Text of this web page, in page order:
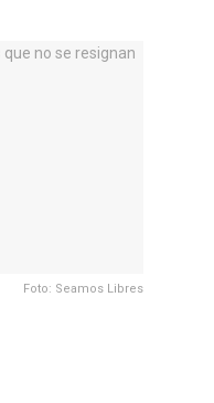
Foto: Seamos Libres